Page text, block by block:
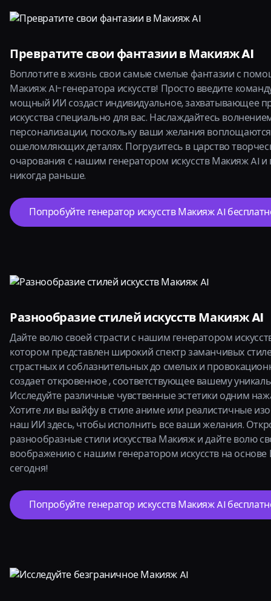
Превратите свои фантазии в Макияж AI
Воплотите в жизнь свои самые смелые фантазии с
Макияж AI-генератора искусств! Просто введите
мощный ИИ создаст индивидуальное, захватывающее
искусства специально для вас. Наслаждайтесь
персонализации, поскольку ваши желания
ошеломляющих деталях. Погрузитесь в царство
очарования с нашим генератором искусств Макияж AI и
никогда раньше.
Попробуйте генератор искусств Макияж AI
Разнообразие стилей искусств Макияж AI
Дайте волю своей страсти с нашим генератором
котором представлен широкий спектр заманчивых
страстных и соблазнительных до смелых и
создает откровенное , соответствующее вашему
Исследуйте различные чувственные эстетики одним
Хотите ли вы вайфу в стиле аниме или реалистичные
наш ИИ здесь, чтобы исполнить все ваши желания.
разнообразные стили искусства Макияж и дайте волю
воображению с нашим генератором искусств на
сегодня!
Попробуйте генератор искусств Макияж AI